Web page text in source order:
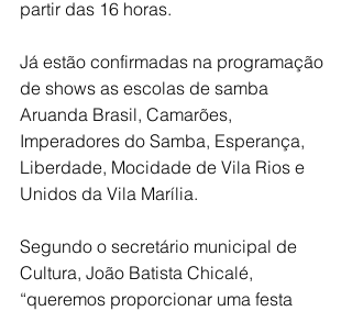
partir das 16 horas.
Já estão confirmadas na programação
de shows as escolas de samba
Aruanda Brasil, Camarões,
Imperadores do Samba, Esperança,
Liberdade, Mocidade de Vila Rios e
Unidos da Vila Marília.
Segundo o secretário municipal de
Cultura, João Batista Chicalé,
“queremos proporcionar uma festa